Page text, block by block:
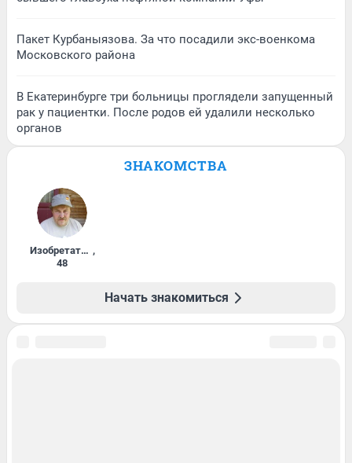
Пакет Курбаныязова. За что посадили экс-военкома
Московского района
В Екатеринбурге три больницы проглядели запущенный
рак у пациентки. После родов ей удалили несколько
органов
ЗНАКОМСТВА
Изобретатель ,
48
Начать знакомиться